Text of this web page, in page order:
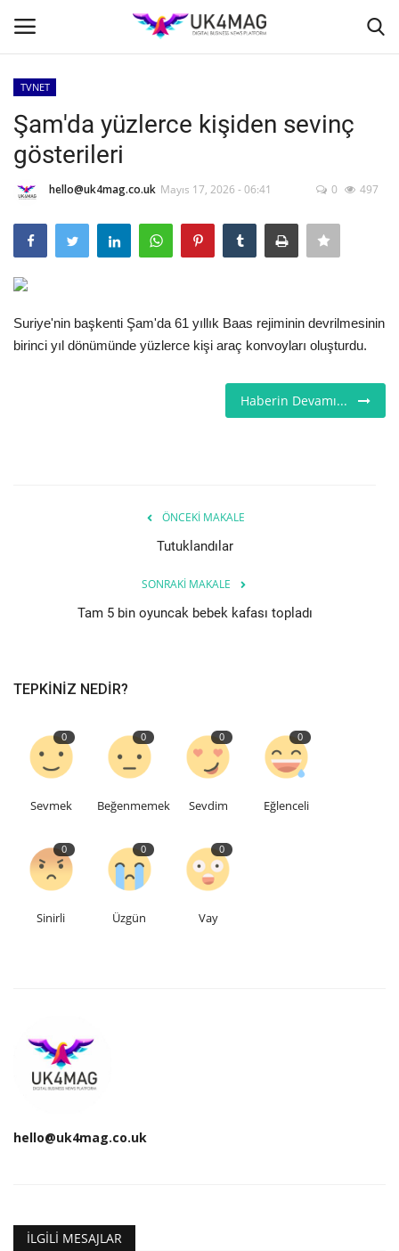
Ana Sayfa
TVNET
TOPLUM
İş Platformu
Londra
Kültür - Sanat
Restoranlar
Teknoloji
Etkinlik
Dilim
TVNET
Şam'da yüzlerce kişiden sevinç
gösterileri
hello@uk4mag.co.uk Mayıs 17, 2026 - 06:41 0 497
Suriye'nin başkenti Şam'da 61 yıllık Baas rejiminin devrilmesinin
birinci yıl dönümünde yüzlerce kişi araç konvoyları oluşturdu.
Haberin Devamı...
ÖNCEKI MAKALE
Tutuklandılar
SONRAKI MAKALE
Tam 5 bin oyuncak bebek kafası topladı
TEPKINIZ NEDIR?
0
Sevmek
0
Beğenmemek
0
Sevdim
0
Eğlenceli
0
Sinirli
0
Üzgün
0
Vay
hello@uk4mag.co.uk
İLGILI MESAJLAR